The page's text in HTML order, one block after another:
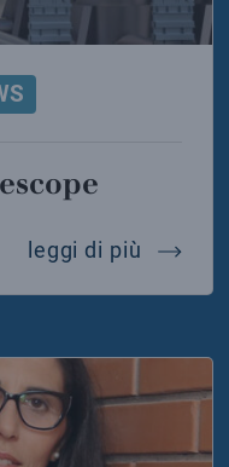
leggi di più verso